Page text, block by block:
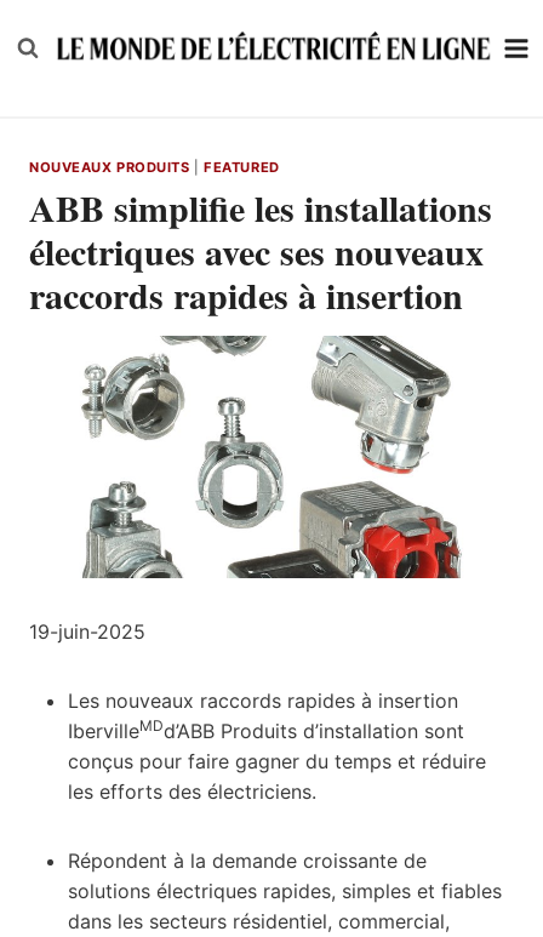
to
NOUVEAUX PRODUITS |FEATURED
ABB simplifie les installations
électriques avec ses nouveaux
raccords rapides à insertion
19-juin-2025
Les nouveaux raccords rapides à insertion
IbervilleMDd’ABB Produits d’installation sont
conçus pour faire gagner du temps et réduire
les efforts des électriciens.
Répondent à la demande croissante de
solutions électriques rapides, simples et fiables
dans les secteurs résidentiel, commercial,